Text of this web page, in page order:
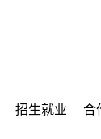
招生就业 合